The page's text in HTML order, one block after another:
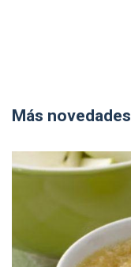
Más novedades